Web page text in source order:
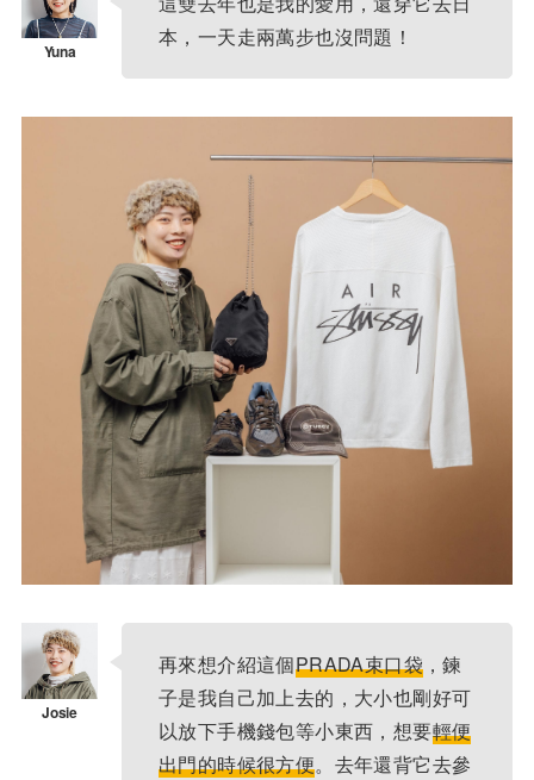
本，一天走兩萬步也沒問題！
再來想介紹這個PRADA束口袋，鍊
子是我自己加上去的，大小也剛好可
以放下手機錢包等小東西，想要輕便
出門的時候很方便。去年還背它去參